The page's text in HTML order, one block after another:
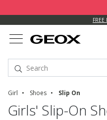
FREE
Girl Shoes Slip On
Girls' Slip-On